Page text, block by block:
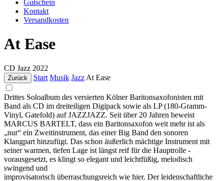
Gutschein
Kontakt
Versandkosten
At Ease
CD Jazz 2022
Zurück Start Musik Jazz At Ease
Drittes Soloalbum des versierten Kölner Baritonsaxofonisten mit
Band als CD im dreiteiligen Digipack sowie als LP (180-Gramm-
Vinyl, Gatefold) auf JAZZJAZZ. Seit über 20 Jahren beweist
MARCUS BARTELT, dass ein Baritonsaxofon weit mehr ist als
„nur“ ein Zweitinstrument, das einer Big Band den sonoren
Klangpart hinzufügt. Das schon äußerlich mächtige Instrument mit
seiner warmen, tiefen Lage ist längst reif für die Hauptrolle -
vorausgesetzt, es klingt so elegant und leichtfüßig, melodisch
swingend und
improvisatorisch überraschungsreich wie hier. Der leidenschaftliche